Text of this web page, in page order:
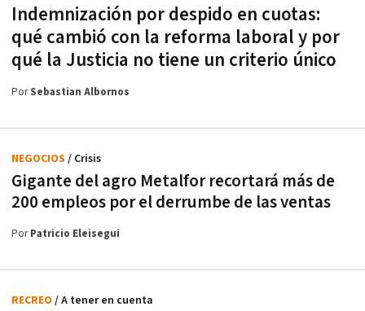
Indemnización por despido en cuotas:
qué cambió con la reforma laboral y por
qué la Justicia no tiene un criterio único
PorSebastian Albornos
Gigante del agro Metalfor recortará más de
200 empleos por el derrumbe de las ventas
NEGOCIOS / Crisis
PorPatricio Eleisegui
RECREO / A tener en cuenta